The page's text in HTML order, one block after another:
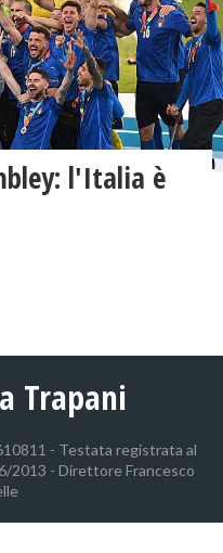
l'Italia è
Trapani
- Testata registrata al
2013 - Direttore Francesco